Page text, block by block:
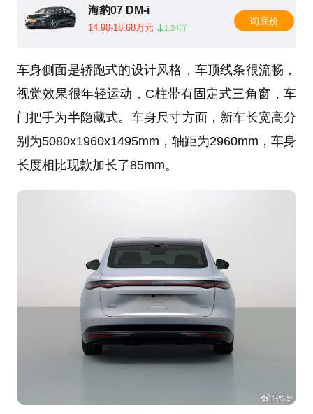
海豹07 DM-i
14.98-18.68万元 1.34万
询底价
车身侧面是轿跑式的设计风格，车顶线条很流畅，
视觉效果很年轻运动，C柱带有固定式三角窗，车
门把手为半隐藏式。车身尺寸方面，新车长宽高分
别为5080x1960x1495mm，轴距为2960mm，车身
长度相比现款加长了85mm。